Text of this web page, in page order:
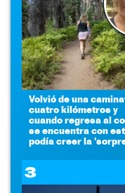
Volvió de una
cuatro kilómetros y
cuando regresa al
se encuentra con
podía creer la
3